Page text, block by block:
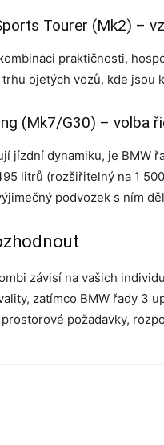
Tourer (Mk2) –
praktičnosti,
ojetých vozů, kde jsou
(Mk7/G30) – volba
jízdní dynamiku, je BMW
litrů (rozšiřitelný na 1
podvozek s ním
závisí na vašich
zatímco BMW řady 3
požadavky,